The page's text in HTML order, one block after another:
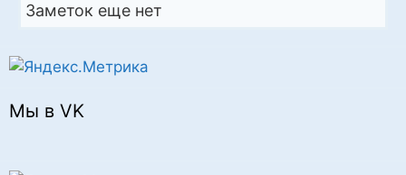
Заметок еще нет
Мы в VK